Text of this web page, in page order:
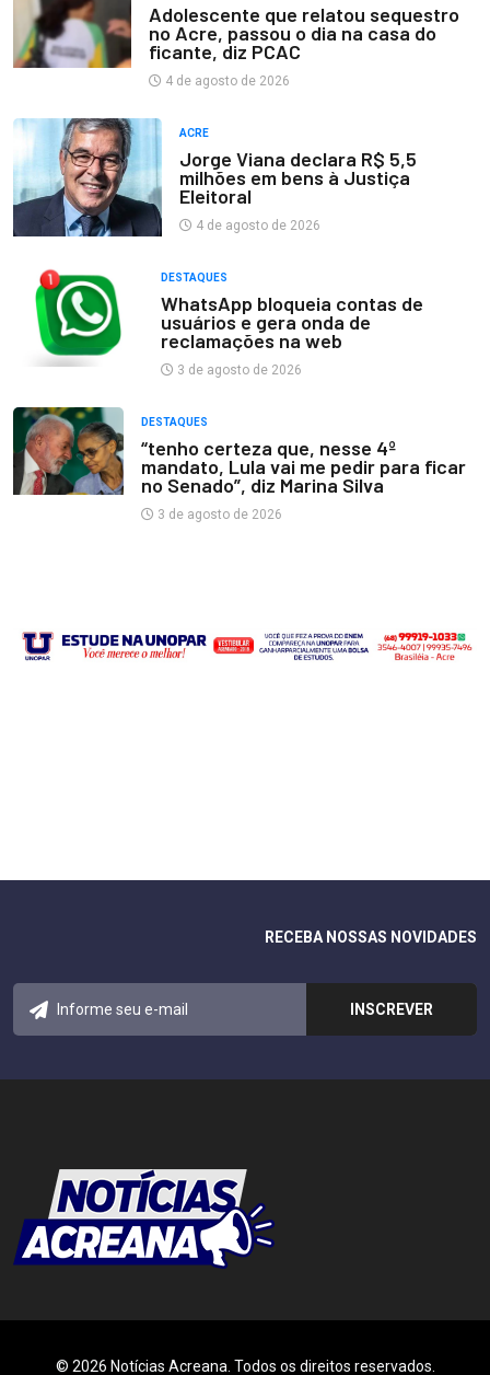
Adolescente que relatou sequestro
no Acre, passou o dia na casa do
ficante, diz PCAC
4 de agosto de 2026
ACRE
Jorge Viana declara R$ 5,5
milhões em bens à Justiça
Eleitoral
4 de agosto de 2026
DESTAQUES
WhatsApp bloqueia contas de
usuários e gera onda de
reclamações na web
3 de agosto de 2026
DESTAQUES
“tenho certeza que, nesse 4º
mandato, Lula vai me pedir para ficar
no Senado”, diz Marina Silva
3 de agosto de 2026
RECEBA NOSSAS NOVIDADES
© 2026 Notícias Acreana. Todos os direitos reservados.